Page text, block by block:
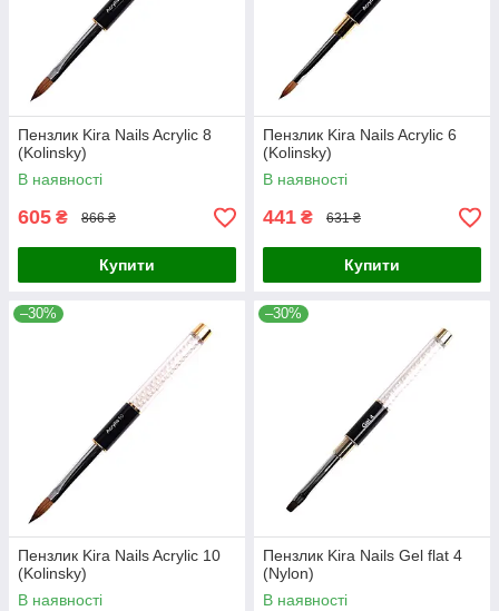
Пензлик Kira Nails Acrylic 8
(Kolinsky)
В наявності
605 ₴ 866 ₴
Купити
Пензлик Kira Nails Acrylic 6
(Kolinsky)
В наявності
441 ₴ 631 ₴
Купити
–30%
Пензлик Kira Nails Acrylic 10
(Kolinsky)
В наявності
–30%
Пензлик Kira Nails Gel flat 4
(Nylon)
В наявності